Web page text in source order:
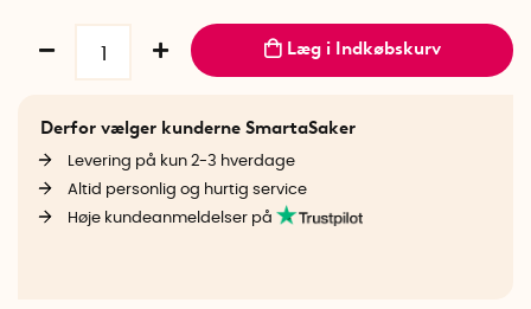
Læg i Indkøbskurv
Derfor vælger kunderne SmartaSaker
Levering på kun 2-3 hverdage
Altid personlig og hurtig service
Høje kundeanmeldelser på